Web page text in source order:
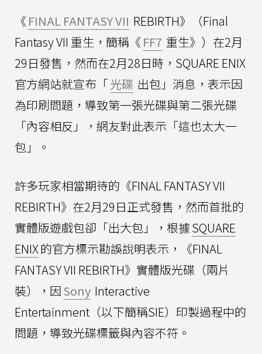
《 FINAL FANTASY VII REBIRTH》（Final
Fantasy VII 重生，簡稱《 FF7 重生》）在2月
29日發售，然而在2月28日時，SQUARE ENIX
官方網站就宣布「光碟 出包」消息，表示因
為印刷問題，導致第一張光碟與第二張光碟
「內容相反」，網友對此表示「這也太大一
包」。
許多玩家相當期待的《FINAL FANTASY VII
REBIRTH》在2月29日正式發售，然而首批的
實體版遊戲包卻「出大包」，根據SQUARE
ENIX的官方標示勘誤說明表示，《FINAL
FANTASY VII REBIRTH》實體版光碟（兩片
裝），因Sony Interactive
Entertainment（以下簡稱SIE）印製過程中的
問題，導致光碟標籤與內容不符。